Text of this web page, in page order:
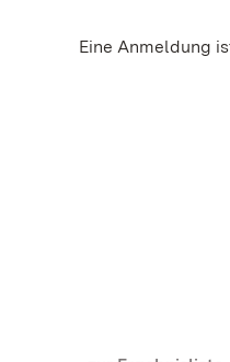
Eine Anmeldung